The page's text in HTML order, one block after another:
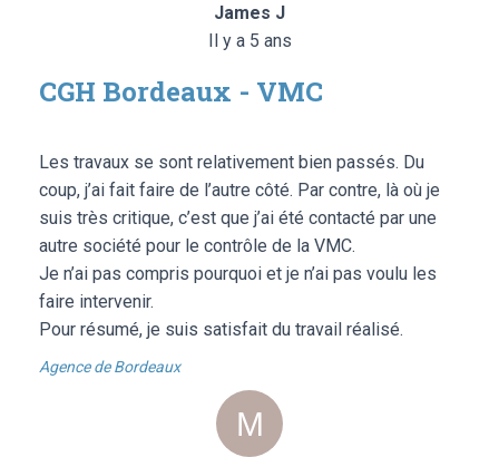
James J
Il y a 5 ans
CGH Bordeaux - VMC
Les travaux se sont relativement bien passés. Du
coup, j’ai fait faire de l’autre côté. Par contre, là où je
suis très critique, c’est que j’ai été contacté par une
autre société pour le contrôle de la VMC.
Je n’ai pas compris pourquoi et je n’ai pas voulu les
faire intervenir.
Pour résumé, je suis satisfait du travail réalisé.
Agence de Bordeaux